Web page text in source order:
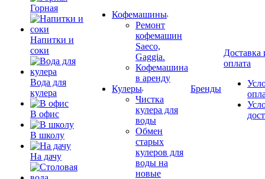
Горная
Напитки и
соки
Вода для
кулера
В офис
В школу
На дачу
Кофемашины
Ремонт
кофемашин
Saeco,
Gaggia.
Кофемашина
в аренду
Кулеры
Чистка
кулера для
воды
Обмен
старых
кулеров для
воды на
новые
Бренды
Доставка
оплата